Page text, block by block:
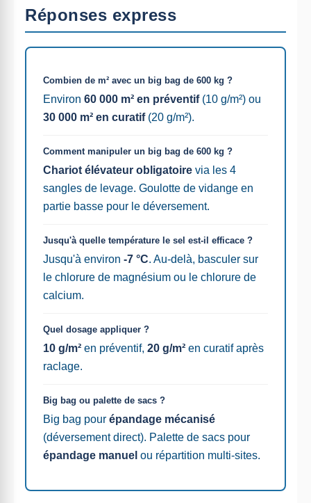
Réponses express
Combien de m² avec un big bag de 600 kg ?
Environ 60 000 m² en préventif(10 g/m²) ou
30 000 m² en curatif(20 g/m²).
Comment manipuler un big bag de 600 kg ?
Chariot élévateur obligatoire via les 4
sangles de levage. Goulotte de vidange en
partie basse pour le déversement.
Jusqu'à quelle température le sel est-il efficace ?
Jusqu'à environ -7 °C. Au-delà, basculer sur
le chlorure de magnésium ou le chlorure de
calcium.
Quel dosage appliquer ?
10 g/m² en préventif, 20 g/m² en curatif après
raclage.
Big bag ou palette de sacs ?
Big bag pour épandage mécanisé
(déversement direct). Palette de sacs pour
épandage manuel ou répartition multi-sites.